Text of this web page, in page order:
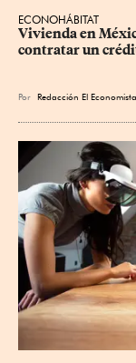
ECONOHÁBITAT
Vivienda en
contratar un
Por Redacción El Economista